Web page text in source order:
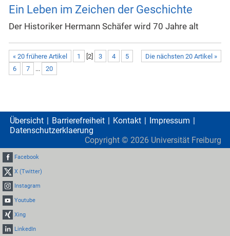
Ein Leben im Zeichen der Geschichte
Der Historiker Hermann Schäfer wird 70 Jahre alt
« 20 frühere Artikel Die nächsten 20 Artikel »
1 [2] 3 4
5
6
7 ... 20
Übersicht Barrierefreiheit Kontakt
Impressum
Datenschutzerklaerung
Copyright © 2026 Universität Freiburg
Facebook
X (Twitter)
Instagram
Youtube
Xing
LinkedIn